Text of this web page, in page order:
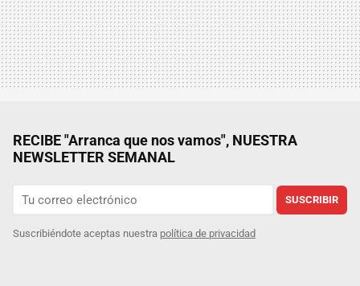
RECIBE "Arranca que nos vamos", NUESTRA
NEWSLETTER SEMANAL
SUSCRIBIR
Suscribiéndote aceptas nuestra política de privacidad